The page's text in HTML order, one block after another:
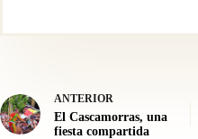
ANTERIOR
El Cascamorras, una
fiesta compartida